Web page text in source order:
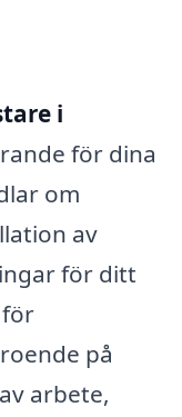
i
för dina
om
av
för ditt
på
arbete,